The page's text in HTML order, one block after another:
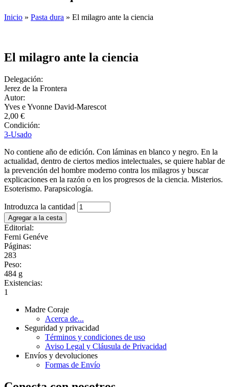
Inicio » Pasta dura » El milagro ante la ciencia
El milagro ante la ciencia
Delegación:
Jerez de la Frontera
Autor:
Yves e Yvonne David-Marescot
2,00 €
Condición:
3-Usado
No contiene año de edición. Con láminas en blanco y negro. En la
actualidad, dentro de ciertos medios intelectuales, se quiere hablar de
la prevención del hombre moderno contra los milagros y buscar
explicaciones en la razón o en los progresos de la ciencia. Misterios.
Esoterismo. Parapsicología.
Introduzca la cantidad
Editorial:
Ferni Genéve
Páginas:
283
Peso:
484 g
Existencias:
1
Madre Coraje
Acerca de...
Seguridad y privacidad
Términos y condiciones de uso
Aviso Legal y Cláusula de Privacidad
Envíos y devoluciones
Formas de Envío